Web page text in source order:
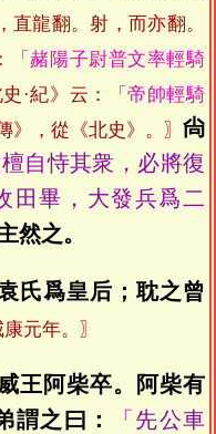
直龍翻。射，而亦翻。
「赭陽子尉普文率輕騎
·紀》云：
「帝帥輕騎
》，從《北史》。〗 尙
檀自恃其衆，必將復
田畢，大發兵爲二
然之。
氏爲皇后；耽之曾
元年。〗
王阿柴卒。阿柴有
謂之曰：
「先公車